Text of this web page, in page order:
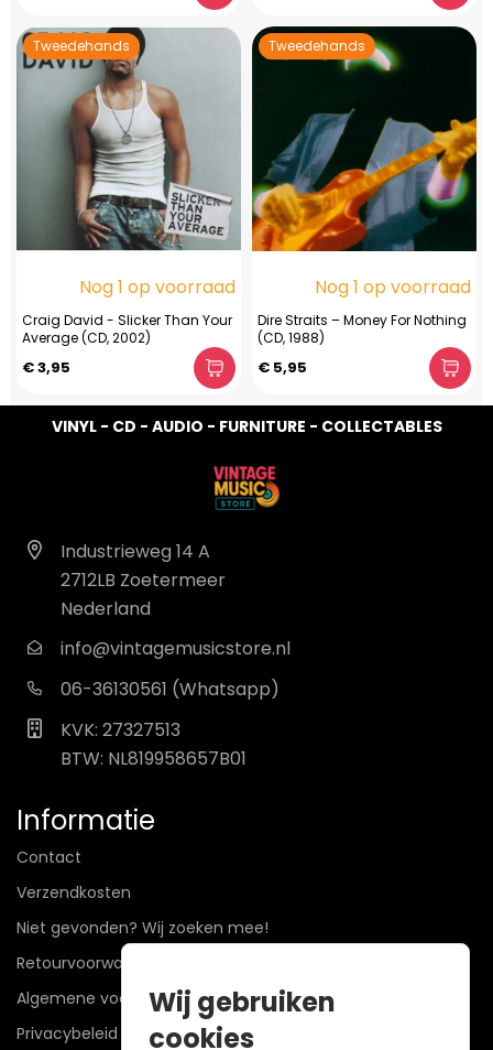
Tweedehands
Nog 1 op voorraad
Craig David - Slicker Than Your
Average (CD, 2002)
€ 3,95
Tweedehands
Nog 1 op voorraad
Dire Straits – Money For Nothing
(CD, 1988)
€ 5,95
VINYL - CD - AUDIO - FURNITURE - COLLECTABLES
Industrieweg 14 A
2712LB Zoetermeer
Nederland
info@vintagemusicstore.nl
06-36130561 (Whatsapp)
KVK: 27327513
BTW: NL819958657B01
Informatie
Contact
Verzendkosten
Niet gevonden? Wij zoeken mee!
Retourvoorwaarden
Algemene voorwaarden
Privacybeleid
Wij gebruiken
cookies